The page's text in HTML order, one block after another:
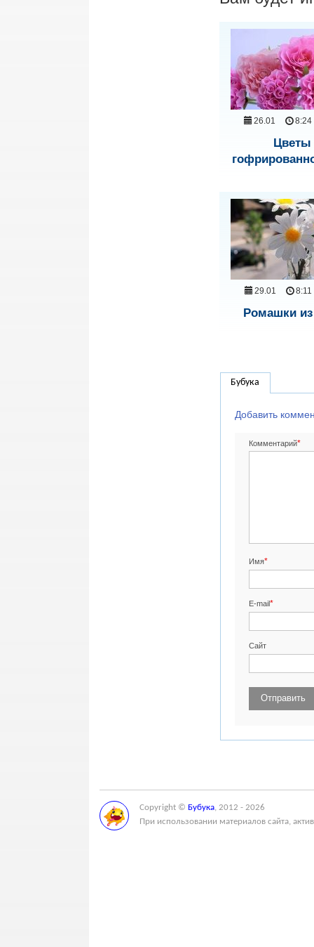
26.01 8:24
Цветы
29.01 8:11
Ромашки
Бубука
Добавить
Комментарий*
Имя*
E-mail*
Сайт
Copyright © Бубука, 2012 - 2026
При использовании материалов сайта,